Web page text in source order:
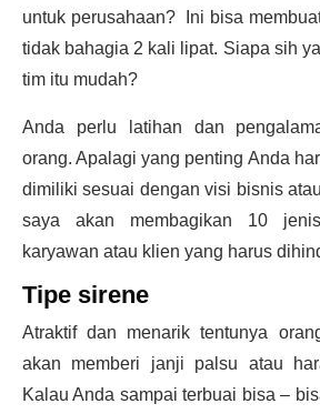
untuk perusahaan? Ini bisa
tidak bahagia 2 kali lipat. Siapa sih
tim itu mudah?
Anda perlu latihan dan
orang. Apalagi yang penting Anda
dimiliki sesuai dengan visi bisnis
saya akan membagikan 10
karyawan atau klien yang harus
Tipe sirene
Atraktif dan menarik tentunya
akan memberi janji palsu atau
Kalau Anda sampai terbuai bisa –